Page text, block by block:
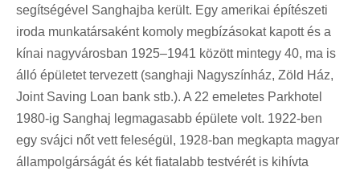
segítségével Sanghajba került. Egy amerikai építészeti
iroda munkatársaként komoly megbízásokat kapott és a
kínai nagyvárosban 1925–1941 között mintegy 40, ma is
álló épületet tervezett (sanghaji Nagyszínház, Zöld Ház,
Joint Saving Loan bank stb.). A 22 emeletes Parkhotel
1980-ig Sanghaj legmagasabb épülete volt. 1922-ben
egy svájci nőt vett feleségül, 1928-ban megkapta magyar
állampolgárságát és két fiatalabb testvérét is kihívta